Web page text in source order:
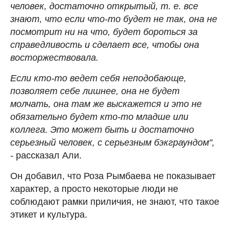
человек, достаточно открытый, т. е. все
знают, что если что-то будет не так, она не
посмотрит ни на что, будет бороться за
справедливость и сделает все, чтобы она
восторжествовала.
Если кто-то ведет себя неподобающе,
позволяет себе лишнее, она не будет
молчать, она там же выскажется и это не
обязательно будет кто-то младше или
коллега. Это может быть и достаточно
серьезный человек, с серьезным бэкграундом",
- рассказал Али.
Он добавил, что Роза Рымбаева не показывает
характер, а просто некоторые люди не
соблюдают рамки приличия, не знают, что такое
этикет и культура.